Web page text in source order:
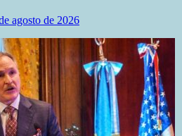
agosto de 2026